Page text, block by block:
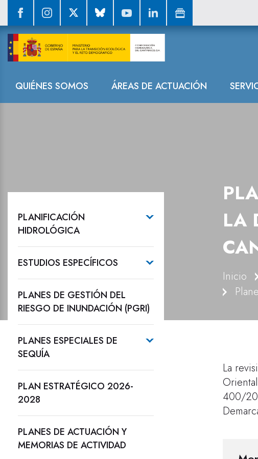
Navegación
QUIÉNES SOMOS ÁREAS DE ACTUACIÓN
Plan
LA
Inicio
PLANIFICACIÓN
HIDROLÓGICA
ESTUDIOS ESPECÍFICOS
PLANES DE GESTIÓN DEL
RIESGO DE INUNDACIÓN (PGRI)
PLANES ESPECIALES DE
SEQUÍA
PLAN ESTRATÉGICO 2026-
2028
PLANES DE ACTUACIÓN Y
MEMORIAS DE ACTIVIDAD
La
400/